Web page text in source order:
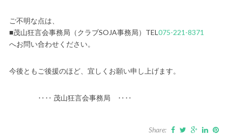
ご不明な点は、
■茂山狂言会事務局（クラブSOJA事務局）TEL075-221-8371
へお問い合わせください。
今後ともご後援のほど、宜しくお願い申し上げます。
‥‥ 茂山狂言会事務局 ‥‥
Share: